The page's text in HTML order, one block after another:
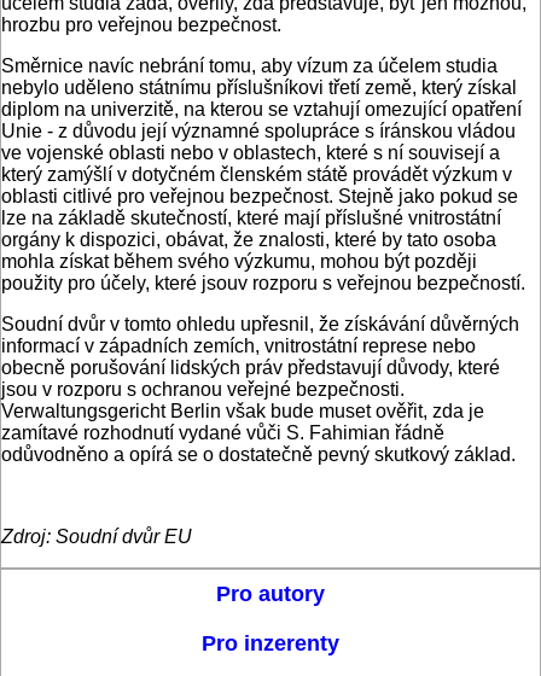
hrozbu pro veřejnou bezpečnost.
Směrnice navíc nebrání tomu, aby vízum za účelem studia
nebylo uděleno státnímu příslušníkovi třetí země, který získal
diplom na univerzitě, na kterou se vztahují omezující opatření
Unie - z důvodu její významné spolupráce s íránskou vládou
ve vojenské oblasti nebo v oblastech, které s ní souvisejí a
který zamýšlí v dotyčném členském státě provádět výzkum v
oblasti citlivé pro veřejnou bezpečnost. Stejně jako pokud se
lze na základě skutečností, které mají příslušné vnitrostátní
orgány k dispozici, obávat, že znalosti, které by tato osoba
mohla získat během svého výzkumu, mohou být později
použity pro účely, které jsouv rozporu s veřejnou bezpečností.
Soudní dvůr v tomto ohledu upřesnil, že získávání důvěrných
informací v západních zemích, vnitrostátní represe nebo
obecně porušování lidských práv představují důvody, které
jsou v rozporu s ochranou veřejné bezpečnosti.
Verwaltungsgericht Berlin však bude muset ověřit, zda je
zamítavé rozhodnutí vydané vůči S. Fahimian řádně
odůvodněno a opírá se o dostatečně pevný skutkový základ.
Zdroj: Soudní dvůr EU
Pro autory
Pro inzerenty